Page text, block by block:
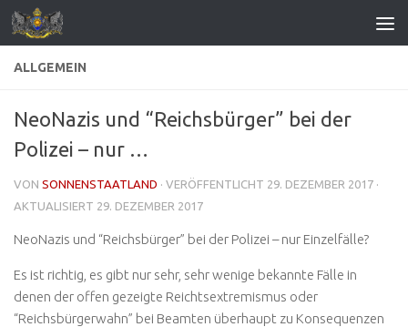
Zum Inhalt springen
ALLGEMEIN
NeoNazis und “Reichsbürger” bei der
Polizei – nur …
VON SONNENSTAATLAND · VERÖFFENTLICHT 29. DEZEMBER 2017 ·
AKTUALISIERT 29. DEZEMBER 2017
NeoNazis und “Reichsbürger” bei der Polizei – nur Einzelfälle?
Es ist richtig, es gibt nur sehr, sehr wenige bekannte Fälle in
denen der offen gezeigte Reichtsextremismus oder
“Reichsbürgerwahn” bei Beamten überhaupt zu Konsequenzen